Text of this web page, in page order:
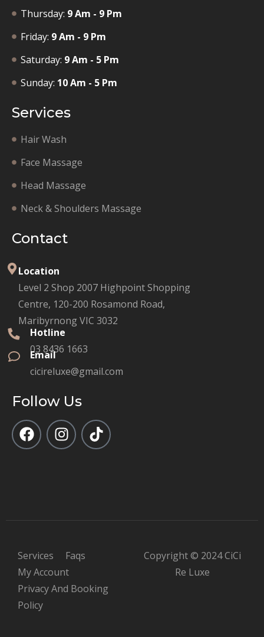
Thursday: 9 Am - 9 Pm
Friday: 9 Am - 9 Pm
Saturday: 9 Am - 5 Pm
Sunday: 10 Am - 5 Pm
Services
Hair Wash
Face Massage
Head Massage
Neck & Shoulders Massage
Contact
Location
Level 2 Shop 2007 Highpoint Shopping
Centre, 120-200 Rosamond Road,
Maribyrnong VIC 3032
Hotline
03 8436 1663
Email
cicireluxe@gmail.com
Follow Us
Services
Faqs
My Account
Privacy And Booking
Policy
Copyright © 2024 CiCi
Re Luxe